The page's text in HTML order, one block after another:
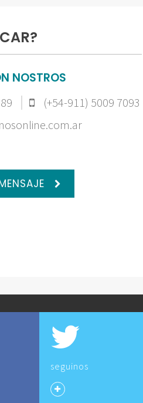
NOSTROS
(+54-911) 5009 7093
seguinos